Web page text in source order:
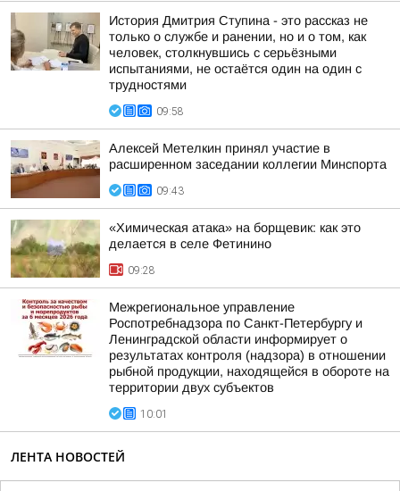
История Дмитрия Ступина - это рассказ не
только о службе и ранении, но и о том, как
человек, столкнувшись с серьёзными
испытаниями, не остаётся один на один с
трудностями
09:58
Алексей Метелкин принял участие в
расширенном заседании коллегии Минспорта
09:43
«Химическая атака» на борщевик: как это
делается в селе Фетинино
09:28
Межрегиональное управление
Роспотребнадзора по Санкт-Петербургу и
Ленинградской области информирует о
результатах контроля (надзора) в отношении
рыбной продукции, находящейся в обороте на
территории двух субъектов
10:01
ЛЕНТА НОВОСТЕЙ